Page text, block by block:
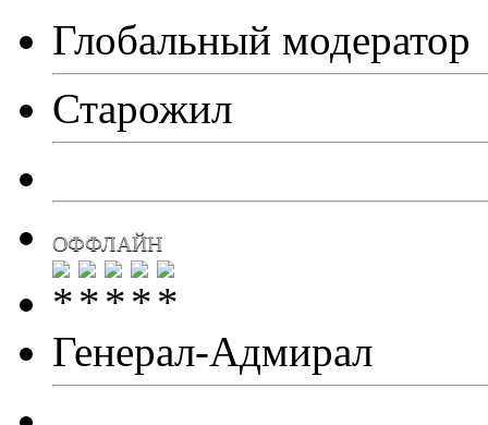
Глобальный модератор
Старожил
ОФФЛАЙН
Генерал-Адмирал